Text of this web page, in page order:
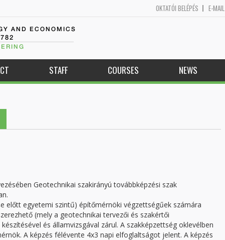
OKTATÓI BELÉPÉS E-MAIL
AND ECONOMICS
STAFF COURSES NEWS
Geotechnikai szakirányú továbbképzési szak
előtt egyetemi szintű) építőmérnöki végzettségűek számára
(mely a geotechnikai tervezői és szakértői
és államvizsgával zárul. A szakképzettség oklevélben
A képzés félévente 4x3 napi elfoglaltságot jelent. A képzés